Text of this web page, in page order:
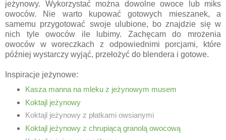
jeżynowy. Wykorzystać można dowolne owoce lub miks
owoców. Nie warto kupować gotowych mieszanek, a
samemu przygotować swoje ulubione, bo znajdzie się w
nich tyle owoców ile lubimy. Zachęcam do mrożenia
owoców w woreczkach z odpowiednimi porcjami, które
później wystarczy wyjąć, przełożyć do blendera i gotowe.
Inspiracje jeżynowe:
Kasza manna na mleku z jeżynowym musem
Koktajl jeżynowy
Koktajl jeżynowy z płatkami owsianymi
Koktajl jeżynowy z chrupiącą granolą owocową